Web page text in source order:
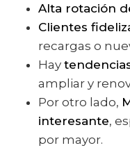
Alta rotación
Clientes
recargas o
Hay
ampliar y
Por otro lado,
interesante,
por mayor.